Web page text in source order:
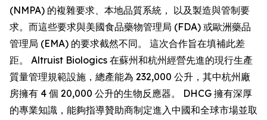
(NMPA) 的複雜要求、本地品質系統， 以及製造與管制要
求。而這些要求與美國食品藥物管理局 (FDA) 或歐洲藥品
管理局 (EMA) 的要求截然不同。 這次合作旨在填補此差
距。 Altruist Biologics 在蘇州和杭州經營先進的現行生產
質量管理規範設施，總產能為 232,000 公升，其中杭州廠
房擁有 4 個 20,000 公升的生物反應器。 DHCG 擁有深厚
的專業知識，能夠指導贊助商制定進入中國和全球市場並取